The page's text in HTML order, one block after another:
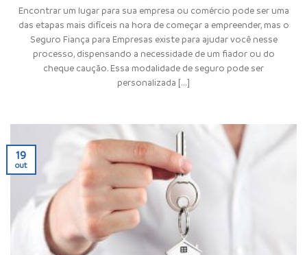
Encontrar um lugar para sua empresa ou comércio pode ser uma
das etapas mais difíceis na hora de começar a empreender, mas o
Seguro Fiança para Empresas existe para ajudar você nesse
processo, dispensando a necessidade de um fiador ou do
cheque caução. Essa modalidade de seguro pode ser
personalizada [...]
19
out